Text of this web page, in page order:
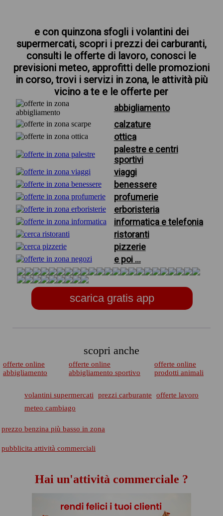
e con quinzona sfogli i volantini dei
supermercati, scopri i prezzi dei carburanti,
consulti le offerte di lavoro, conosci le
previsioni meteo, approfitti delle promozioni
in corso, trovi i servizi in zona, le attività più
vicino a te e le offerte per
abbigliamento
calzature
ottica
palestre e centri
sportivi
viaggi
benessere
profumerie
erboristeria
informatica e telefonia
ristoranti
pizzerie
e poi ...
scarica gratis app
scopri anche
offerte online
abbigliamento
offerte online
abbigliamento sportivo
offerte online
prodotti animali
volantini supermercati prezzi carburante
offerte lavoro
meteo cambiago
prezzo benzina più basso in zona
pubblicita attività commerciali
Hai un'attività commerciale ?